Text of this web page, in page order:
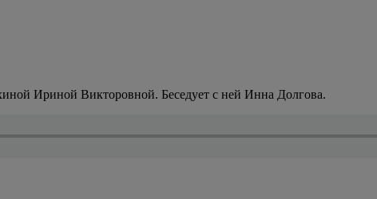
Ириной Викторовной. Беседует с ней Инна Долгова.